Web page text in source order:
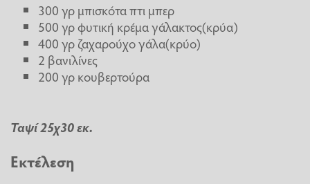
300 γρ μπισκότα πτι μπερ
500 γρ φυτική κρέμα γάλακτος(κρύα)
400 γρ ζαχαρούχο γάλα(κρύο)
2 βανιλίνες
200 γρ κουβερτούρα
Ταψί 25χ30 εκ.
Εκτέλεση